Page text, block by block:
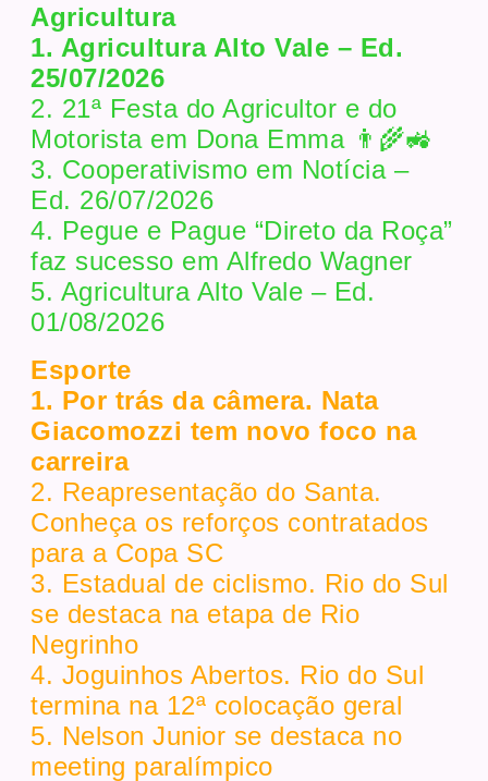
Agricultura
1. Agricultura Alto Vale – Ed.
25/07/2026
2. 21ª Festa do Agricultor e do
Motorista em Dona Emma 👨‍🌾🚜
3. Cooperativismo em Notícia –
Ed. 26/07/2026
4. Pegue e Pague “Direto da Roça”
faz sucesso em Alfredo Wagner
5. Agricultura Alto Vale – Ed.
01/08/2026
Esporte
1. Por trás da câmera. Nata
Giacomozzi tem novo foco na
carreira
2. Reapresentação do Santa.
Conheça os reforços contratados
para a Copa SC
3. Estadual de ciclismo. Rio do Sul
se destaca na etapa de Rio
Negrinho
4. Joguinhos Abertos. Rio do Sul
termina na 12ª colocação geral
5. Nelson Junior se destaca no
meeting paralímpico